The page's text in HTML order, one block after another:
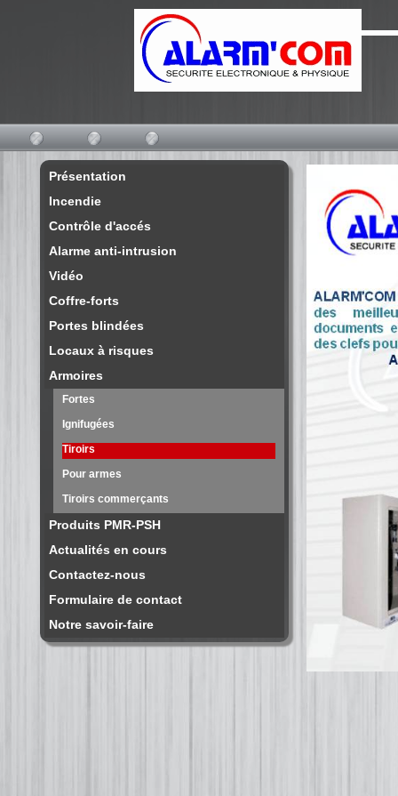
Présentation
Incendie
Contrôle d'accés
Alarme anti-intrusion
Vidéo
Coffre-forts
Portes blindées
Locaux à risques
Armoires
Fortes
Ignifugées
Tiroirs
Pour armes
Tiroirs commerçants
Produits PMR-PSH
Actualités en cours
Contactez-nous
Formulaire de contact
Notre savoir-faire